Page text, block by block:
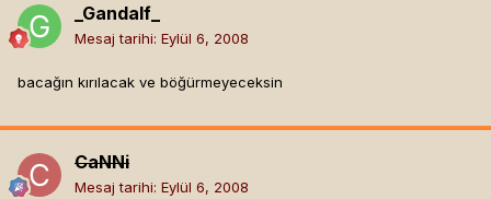
_Gandalf_
Mesaj tarihi: Eylül 6, 2008
bacağın kırılacak ve böğürmeyeceksin
CaNNi
Mesaj tarihi: Eylül 6, 2008